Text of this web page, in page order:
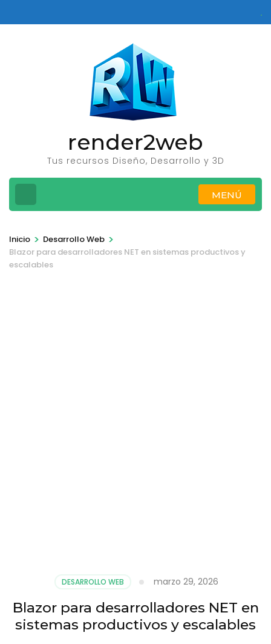
al
render2web
Tus recursos Diseño, Desarrollo y 3D
MENÚ
Inicio > Desarrollo Web >
Blazor para desarrolladores NET en sistemas productivos y
escalables
DESARROLLO WEB marzo 29, 2026
Blazor para desarrolladores NET en
sistemas productivos y escalables